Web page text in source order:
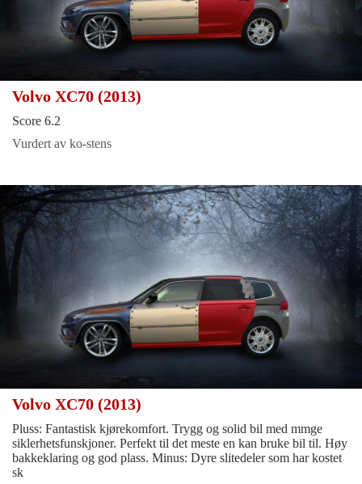
Volvo XC70 (2013)
Score 6.2
Vurdert av ko-stens
Volvo XC70 (2013)
Pluss: Fantastisk kjørekomfort. Trygg og solid bil med mmge
siklerhetsfunskjoner. Perfekt til det meste en kan bruke bil til. Høy
bakkeklaring og god plass. Minus: Dyre slitedeler som har kostet
sk